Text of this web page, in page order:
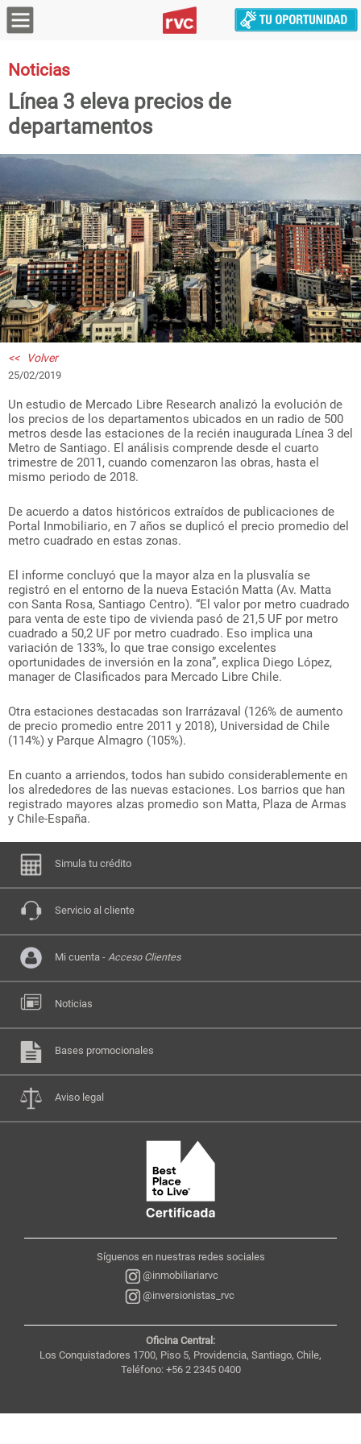
Noticias
Línea 3 eleva precios de
departamentos
<< Volver
25/02/2019
Un estudio de Mercado Libre Research analizó la evolución de
los precios de los departamentos ubicados en un radio de 500
metros desde las estaciones de la recién inaugurada Línea 3 del
Metro de Santiago. El análisis comprende desde el cuarto
trimestre de 2011, cuando comenzaron las obras, hasta el
mismo periodo de 2018.
De acuerdo a datos históricos extraídos de publicaciones de
Portal Inmobiliario, en 7 años se duplicó el precio promedio del
metro cuadrado en estas zonas.
El informe concluyó que la mayor alza en la plusvalía se
registró en el entorno de la nueva Estación Matta (Av. Matta
con Santa Rosa, Santiago Centro). “El valor por metro cuadrado
para venta de este tipo de vivienda pasó de 21,5 UF por metro
cuadrado a 50,2 UF por metro cuadrado. Eso implica una
variación de 133%, lo que trae consigo excelentes
oportunidades de inversión en la zona”, explica Diego López,
manager de Clasificados para Mercado Libre Chile.
Otra estaciones destacadas son Irarrázaval (126% de aumento
de precio promedio entre 2011 y 2018), Universidad de Chile
(114%) y Parque Almagro (105%).
En cuanto a arriendos, todos han subido considerablemente en
los alrededores de las nuevas estaciones. Los barrios que han
registrado mayores alzas promedio son Matta, Plaza de Armas
y Chile-España.
Simula tu crédito
Servicio al cliente
Mi cuenta - Acceso Clientes
Noticias
Bases promocionales
Aviso legal
Síguenos en nuestras redes sociales
@inmobiliariarvc
@inversionistas_rvc
Oficina Central:
Los Conquistadores 1700, Piso 5, Providencia, Santiago, Chile,
Teléfono: +56 2 2345 0400